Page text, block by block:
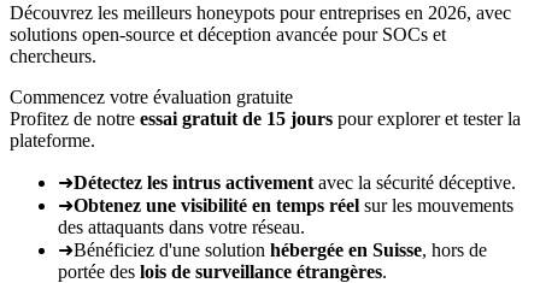
Découvrez les meilleurs honeypots pour entreprises en 2026, avec
solutions open-source et déception avancée pour SOCs et
chercheurs.
Commencez votre évaluation gratuite
Profitez de notre essai gratuit de 15 jours pour explorer et tester la
plateforme.
➜Détectez les intrus activement avec la sécurité déceptive.
➜Obtenez une visibilité en temps réel sur les mouvements
des attaquants dans votre réseau.
➜Bénéficiez d'une solution hébergée en Suisse, hors de
portée des lois de surveillance étrangères.